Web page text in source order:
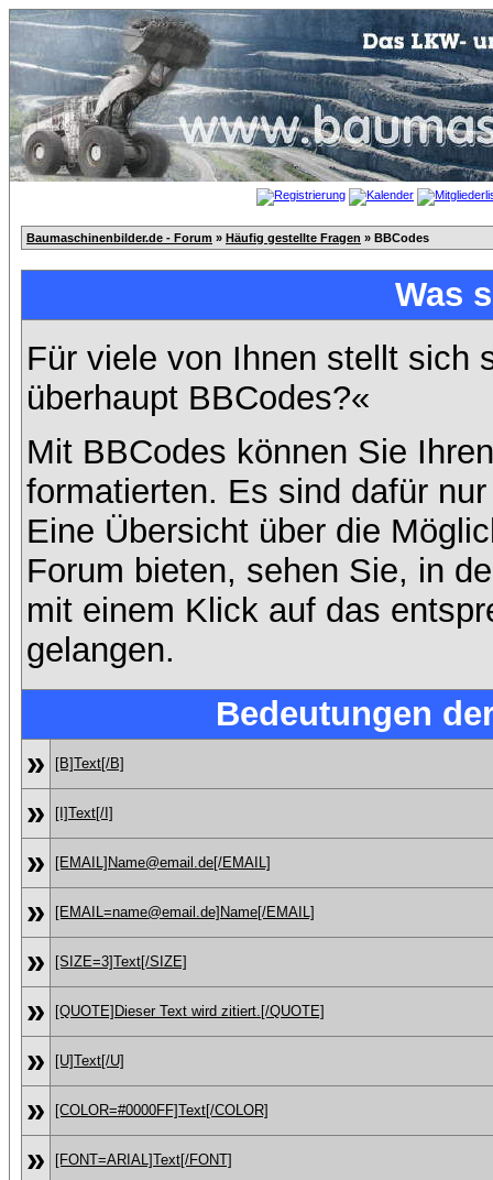
Baumaschinenbilder.de - Forum » Häufig gestellte Fragen » BBCodes
Was
Für viele von Ihnen stellt sich
überhaupt BBCodes?«
Mit BBCodes können Sie
formatierten. Es sind dafür
Eine Übersicht über die
Forum bieten, sehen Sie, in
mit einem Klick auf das
gelangen.
Bedeutungen
»
[B]Text[/B]
» [I]Text[/I]
» [EMAIL]Name@email.de[/EMAIL]
» [EMAIL=name@email.de]Name[/EMAIL]
» [SIZE=3]Text[/SIZE]
» [QUOTE]Dieser Text wird zitiert.[/QUOTE]
» [U]Text[/U]
» [COLOR=#0000FF]Text[/COLOR]
» [FONT=ARIAL]Text[/FONT]